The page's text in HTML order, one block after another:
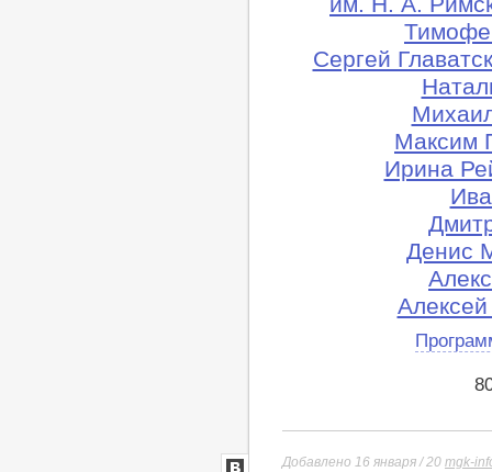
Сергей
Максим
Ирина
Денис
Добавлено 16 января / 20 mgk-